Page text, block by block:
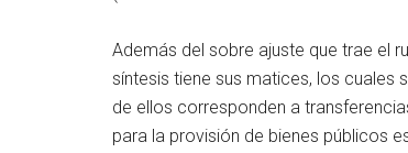
Además del sobre ajuste que trae el
síntesis tiene sus matices, los cuales
de ellos corresponden a
para la provisión de bienes públicos